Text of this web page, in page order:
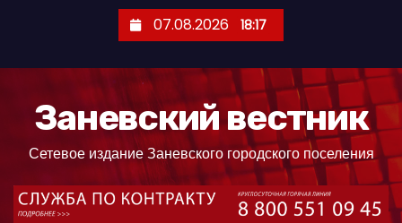
07.08.2026 18:17
Заневский вестник
Сетевое издание Заневского городского поселения